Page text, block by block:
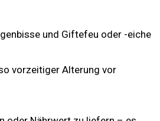
und Giftefeu oder -eiche
vorzeitiger Alterung vor